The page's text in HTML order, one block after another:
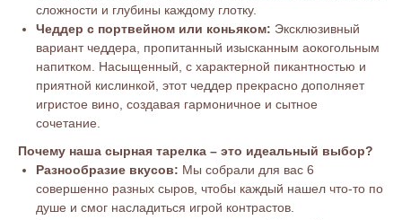
сложности и глубины каждому глотку.
Чеддер с портвейном или коньяком: Эксклюзивный
вариант чеддера, пропитанный изысканным аокогольным
напитком. Насыщенный, с характерной пикантностью и
приятной кислинкой, этот чеддер прекрасно дополняет
игристое вино, создавая гармоничное и сытное
сочетание.
Почему наша сырная тарелка – это идеальный выбор?
Разнообразие вкусов: Мы собрали для вас 6
совершенно разных сыров, чтобы каждый нашел что-то по
душе и смог насладиться игрой контрастов.